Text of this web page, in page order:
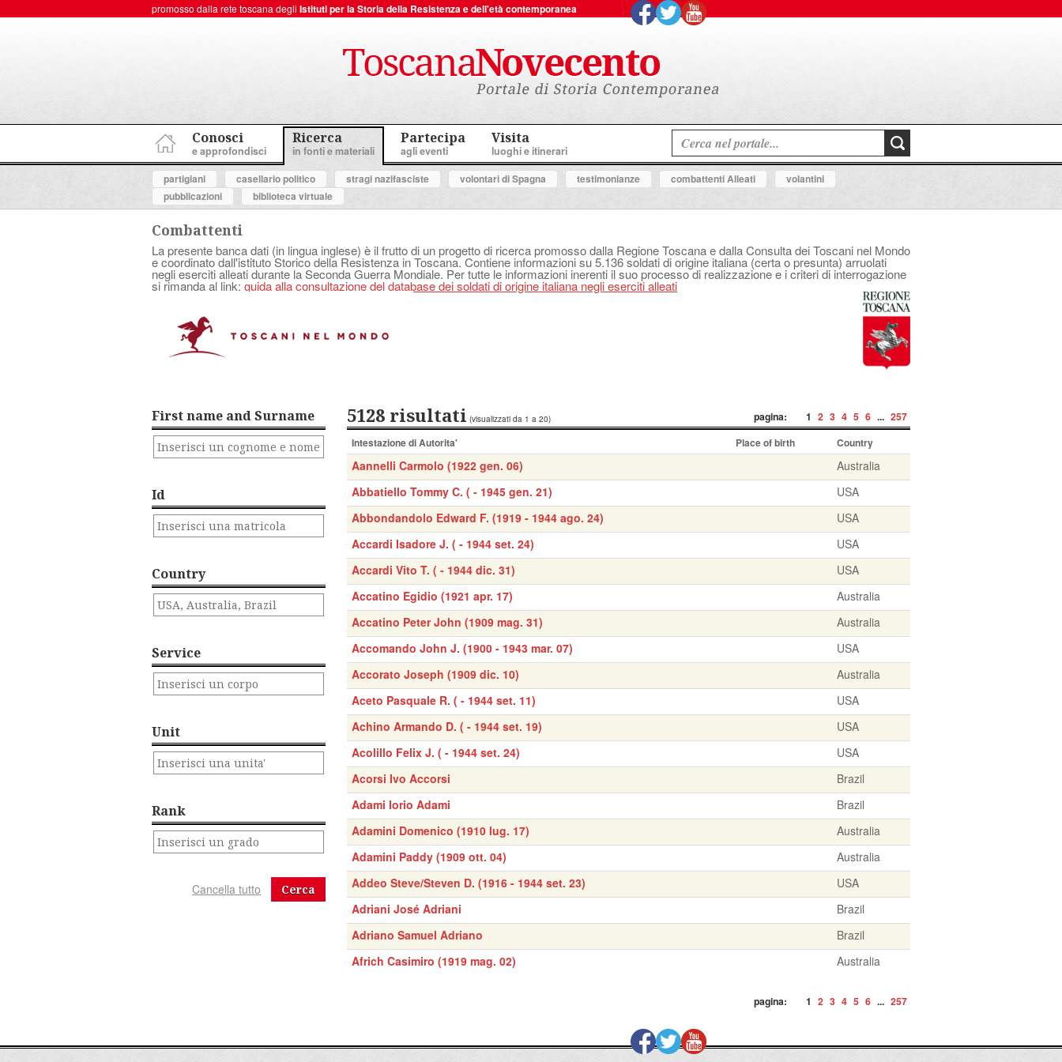
promosso dalla rete toscana degli Istituti per la Storia della Resistenza e dell'età contemporanea
Conosci
e approfondisci
Ricerca
in fonti e materiali
Partecipa
agli eventi
Visita
luoghi e itinerari
partigiani
casellario politico stragi nazifasciste volontari di Spagna testimonianze combattenti Alleati
volantini
pubblicazioni
biblioteca virtuale
Combattenti
La presente banca dati (in lingua inglese) è il frutto di un progetto di ricerca promosso dalla Regione Toscana e dalla Consulta dei Toscani nel Mondo
e coordinato dall'istituto Storico della Resistenza in Toscana. Contiene informazioni su 5.136 soldati di origine italiana (certa o presunta) arruolati
negli eserciti alleati durante la Seconda Guerra Mondiale. Per tutte le informazioni inerenti il suo processo di realizzazione e i criteri di interrogazione
si rimanda al link: guida alla consultazione del database dei soldati di origine italiana negli eserciti alleati
First name and Surname
Id
Country
Service
Unit
Rank
Cerca
pagina: 1 2 3 4 5 6 ... 257
5128 risultati (visualizzati da 1 a 20)
Intestazione di Autorita' Place of birth Country
Aannelli Carmolo (1922 gen. 06)
Australia
Abbatiello Tommy C. ( - 1945 gen. 21)
USA
Abbondandolo Edward F. (1919 - 1944 ago. 24)
USA
Accardi Isadore J. ( - 1944 set. 24)
USA
Accardi Vito T. ( - 1944 dic. 31)
USA
Accatino Egidio (1921 apr. 17)
Australia
Accatino Peter John (1909 mag. 31)
Australia
Accomando John J. (1900 - 1943 mar. 07)
USA
Accorato Joseph (1909 dic. 10)
Australia
Aceto Pasquale R. ( - 1944 set. 11)
USA
Achino Armando D. ( - 1944 set. 19)
USA
Acolillo Felix J. ( - 1944 set. 24)
USA
Acorsi Ivo Accorsi
Brazil
Adami Iorio Adami
Brazil
Adamini Domenico (1910 lug. 17)
Australia
Adamini Paddy (1909 ott. 04)
Australia
Addeo Steve/Steven D. (1916 - 1944 set. 23)
USA
Adriani José Adriani
Brazil
Adriano Samuel Adriano
Brazil
Africh Casimiro (1919 mag. 02)
Australia
pagina: 1 2 3 4 5 6 ... 257